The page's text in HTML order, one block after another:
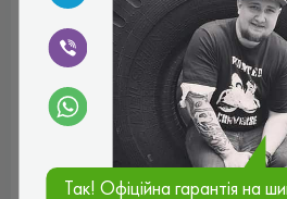
властивості. Також існують ще
яких є щитовидні блоки. Вони
боки від центрального. Також
протекторні блоки нанесені
які підсилюють зчеплення з
розташовані прямокутні
підвищеної жорсткості,
зберігає чудове зчеплення з
Так! Офіційна гарантія на